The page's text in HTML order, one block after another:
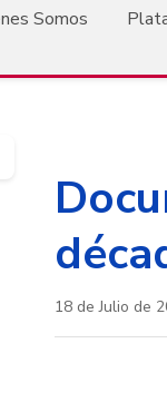
Somos
18 de Julio de